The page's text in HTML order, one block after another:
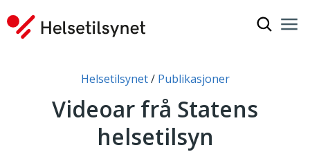
Helsetilsynet Publikasjoner
Videoar frå Statens
helsetilsyn